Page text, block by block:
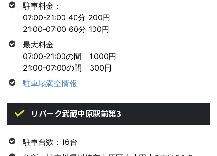
駐車料金：
07:00-21:00 40分 200円
21:00-07:00 60分 100円
最大料金
07:00-21:00の間 1,000円
21:00-07:00の間 300円
駐車場満空情報
リパーク武蔵中原駅前第3
駐車台数：16台